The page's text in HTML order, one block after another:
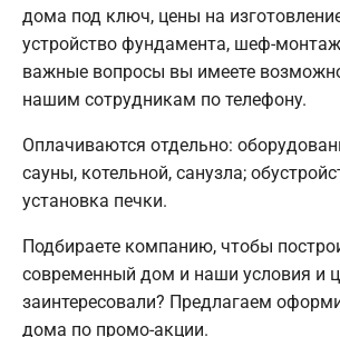
дома под ключ, цены на
устройство фундамента, шеф-
важные вопросы вы имеете
нашим сотрудникам по телефону.
Оплачиваются отдельно:
сауны, котельной, санузла;
установка печки.
Подбираете компанию, чтобы
современный дом и наши условия и
заинтересовали? Предлагаем
дома по промо-акции.